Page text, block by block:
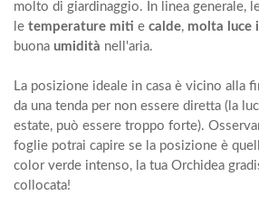
molto di giardinaggio. In linea generale,
le temperature miti e calde, molta luce
buona umidità nell'aria.
La posizione ideale in casa è vicino alla
da una tenda per non essere diretta (la
estate, può essere troppo forte).
foglie potrai capire se la posizione è
color verde intenso, la tua Orchidea
collocata!